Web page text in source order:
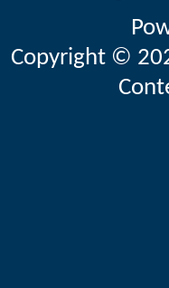
Copyright ©